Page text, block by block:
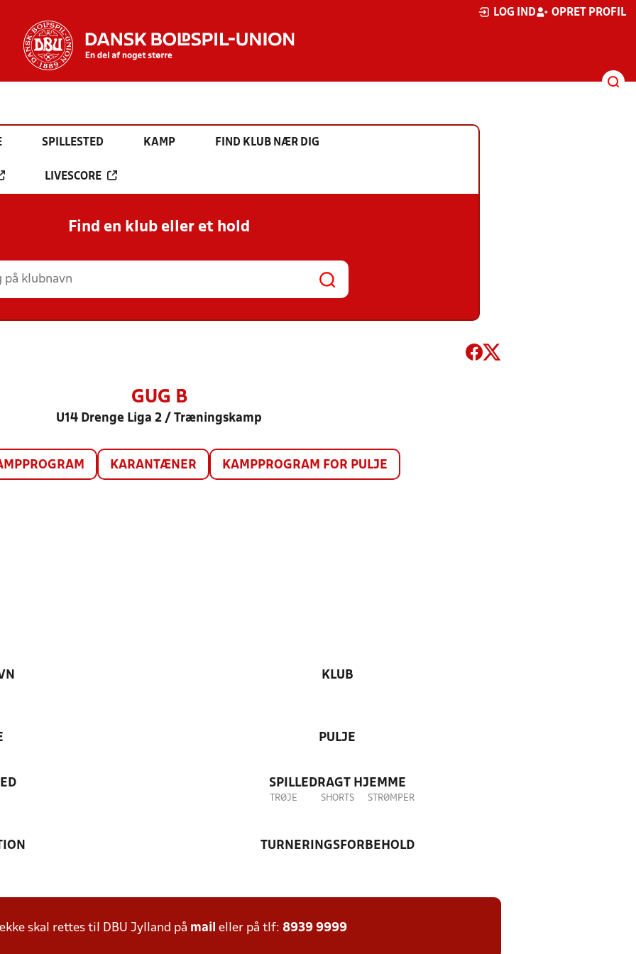
LOG IND OPRET PROFIL
SPILLESTED KAMP FIND KLUB NÆR DIG
LIVESCORE
Find en klub eller et hold
GUG B
U14 Drenge Liga 2 / Træningskamp
KARANTÆNER KAMPPROGRAM FOR PULJE
KLUB
PULJE
SPILLEDRAGT HJEMME
TRØJE SHORTS STRØMPER
TURNERINGSFORBEHOLD
skal rettes til DBU Jylland på mail eller på tlf: 8939 9999